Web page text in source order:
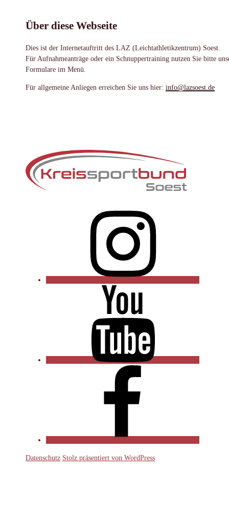
Über diese Webseite
Dies ist der Internetauftritt des LAZ (Leichtathletikzentrum) Soest.
Für Aufnahmeanträge oder ein Schnuppertraining nutzen Sie bitte
Formulare im Menü.
Für allgemeine Anliegen erreichen Sie uns hier: info@lazsoest.de
Datenschutz Stolz präsentiert von WordPress